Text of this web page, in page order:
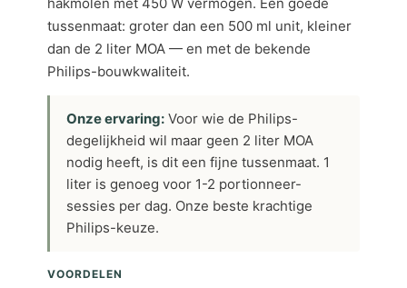
tussenmaat: groter dan een 500 ml unit, kleiner
dan de 2 liter MOA — en met de bekende
Philips-bouwkwaliteit.
Onze ervaring: Voor wie de Philips-
degelijkheid wil maar geen 2 liter MOA
nodig heeft, is dit een fijne tussenmaat. 1
liter is genoeg voor 1-2 portionneer-
sessies per dag. Onze beste krachtige
Philips-keuze.
VOORDELEN